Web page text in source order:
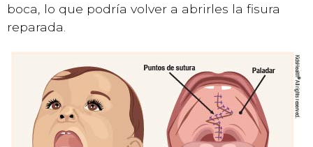
boca, lo que podría volver a abrirles la fisura
reparada.